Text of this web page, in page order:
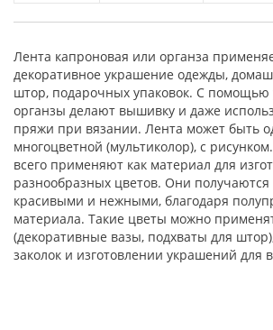
Лента капроновая или органза
декоративное украшение одежды,
штор, подарочных упаковок. С помощью
органзы делают вышивку и даже
пряжи при вязании. Лента может быть
многоцветной (мультиколор), с
всего применяют как материал для
разнообразных цветов. Они
красивыми и нежными, благодаря
материала. Такие цветы можно
(декоративные вазы, подхваты для
заколок и изготовлении украшений для